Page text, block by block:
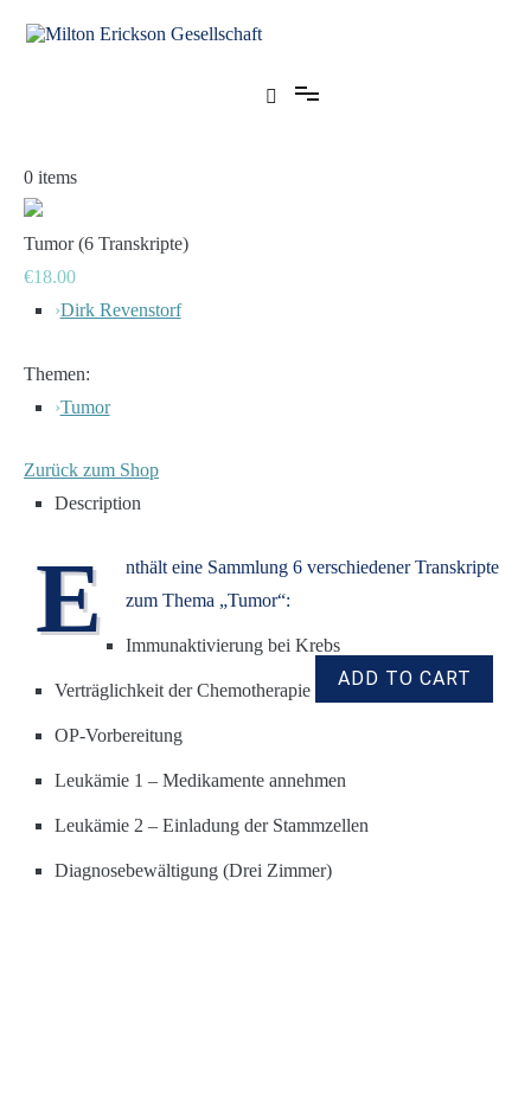
Inhalt
0 items
Tumor (6 Transkripte)
€18.00
›Dirk Revenstorf
Themen:
›Tumor
Zurück zum Shop
Description
E
nthält eine Sammlung 6 verschiedener Transkripte
zum Thema „Tumor“:
Immunaktivierung bei Krebs
Verträglichkeit der Chemotherapie
OP-Vorbereitung
Leukämie 1 – Medikamente annehmen
Leukämie 2 – Einladung der Stammzellen
Diagnosebewältigung (Drei Zimmer)